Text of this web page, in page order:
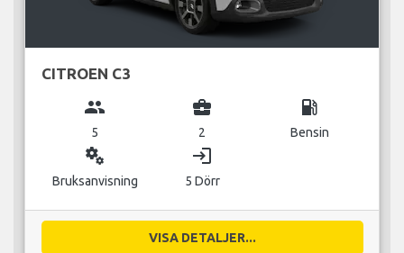
CITROEN C3
group
5
business_center
2
local_gas_station
Bensin
miscellaneous_services
Bruksanvisning
login
5 Dörr
VISA DETALJER...